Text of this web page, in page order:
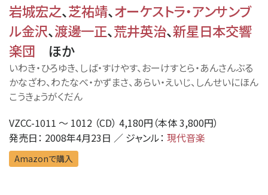
岩城宏之、芝祐靖、オーケストラ・アンサンブ
ル金沢、渡邊一正、荒井英治、新星日本交響
楽団
ほか
いわき・ひろゆき、しば・すけやす、おーけすとら・あんさんぶる
かなざわ、わたなべ・かずまさ、あらい・えいじ、しんせいにほん
こうきょうがくだん
VZCC-1011 〜 1012 （CD） 4,180円（本体 3,800円）
発売日： 2008年4月23日 ／ ジャンル： 現代音楽
Amazonで購入